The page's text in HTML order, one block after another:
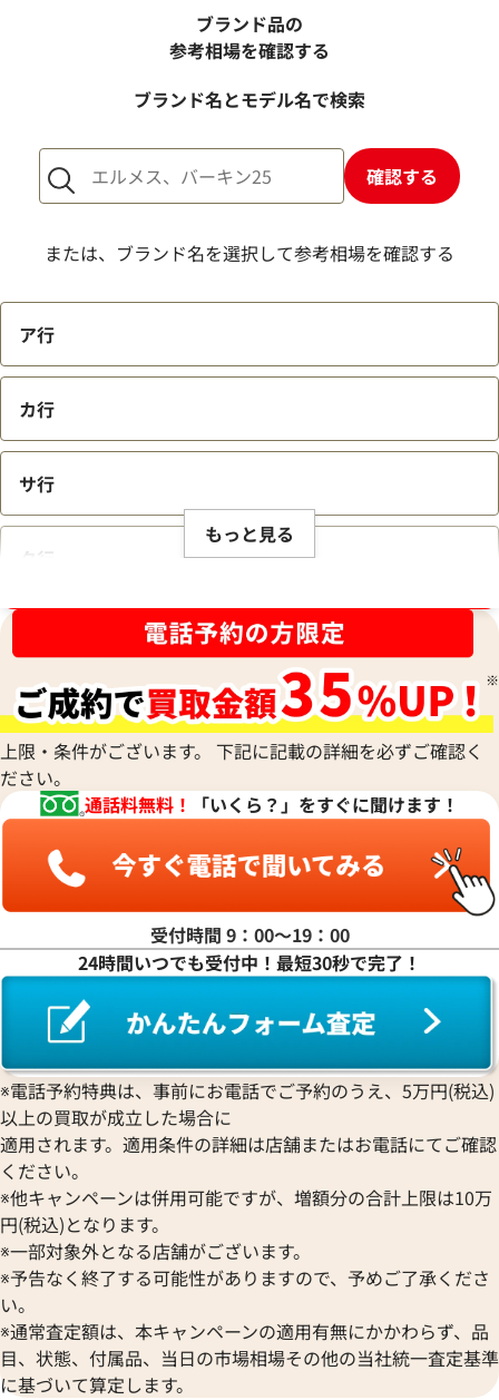
売却するか悩んでいるのですが、査定だけお願いできます
1点からでも査定できますか？
ブランド品の
参考相場を確認する
ブランド名とモデル名で検索
確認する
または、ブランド名を選択して参考相場を確認する
ア行
カ行
サ行
タ行
ハ行
マ行
ヤ行
ワ行
もっと見る
上限・条件がございます。 下記に記載の詳細を必ずご確認く
ださい。
通話料無料！
「いくら？」をすぐに聞けます！
受付時間 9：00〜19：00
24時間いつでも受付中！最短30秒で完了！
※電話予約特典は、事前にお電話でご予約のうえ、5万円(税込)
以上の買取が成立した場合に
適用されます。適用条件の詳細は店舗またはお電話にてご確認
ください。
※他キャンペーンは併用可能ですが、増額分の合計上限は10万
円(税込)となります。
※一部対象外となる店舗がございます。
※予告なく終了する可能性がありますので、予めご了承くださ
い。
※通常査定額は、本キャンペーンの適用有無にかかわらず、品
目、状態、付属品、当日の市場相場その他の当社統一査定基準
に基づいて算定します。